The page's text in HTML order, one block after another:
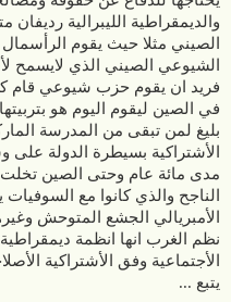
يتبع ...